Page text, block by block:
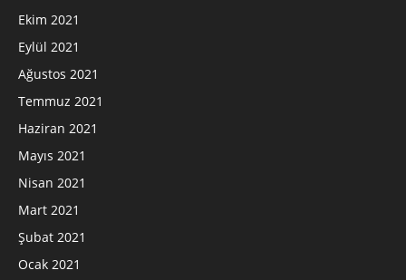
Ekim 2021
Eylül 2021
Ağustos 2021
Temmuz 2021
Haziran 2021
Mayıs 2021
Nisan 2021
Mart 2021
Şubat 2021
Ocak 2021